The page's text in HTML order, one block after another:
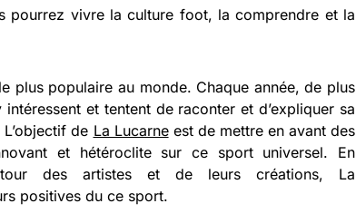
pourrez vivre la culture foot, la comprendre et la
plus populaire au monde. Chaque année, de plus
intéressent et tentent de raconter et d’expliquer sa
de La Lucarneest de mettre en avant des
et hétéroclite sur ce sport universel. En
des artistes et de leurs créations, La
positives du ce sport.